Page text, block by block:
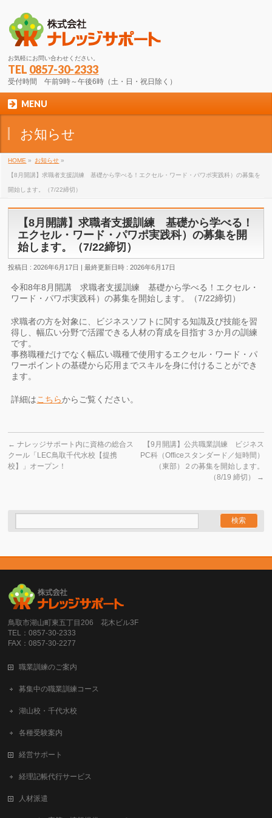
お気軽にお問い合わせください。
TEL 0857-30-2333
受付時間 午前9時～午後6時（土・日・祝日除く）
MENU
お知らせ
HOME » お知らせ »
【8月開講】求職者支援訓練 基礎から学べる！エクセル・ワード・パワポ実践科）の募集を
開始します。（7/22締切）
【8月開講】求職者支援訓練 基礎から学べる！
エクセル・ワード・パワポ実践科）の募集を開
始します。（7/22締切）
投稿日 : 2026年6月17日 最終更新日時 : 2026年6月17日
令和8年8月開講 求職者支援訓練 基礎から学べる！エクセル・
ワード・パワポ実践科）の募集を開始します。（7/22締切）
求職者の方を対象に、ビジネスソフトに関する知識及び技能を習
得し、幅広い分野で活躍できる人材の育成を目指す３か月の訓練
です。
事務職種だけでなく幅広い職種で使用するエクセル・ワード・パ
ワーポイントの基礎から応用までスキルを身に付けることができ
ます。
詳細はこちらからご覧ください。
← ナレッジサポート内に資格の総合ス
クール「LEC鳥取千代水校【提携
校】」オープン！
【9月開講】公共職業訓練 ビジネス
PC科（Officeスタンダード／短時間）
（東部）２の募集を開始します。
（8/19 締切）
→
鳥取市湖山町東五丁目206 花木ビル3F
TEL：0857-30-2333
FAX：0857-30-2277
職業訓練のご案内
募集中の職業訓練コース
湖山校・千代水校
各種受験案内
経営サポート
経理記帳代行サービス
人材派遣